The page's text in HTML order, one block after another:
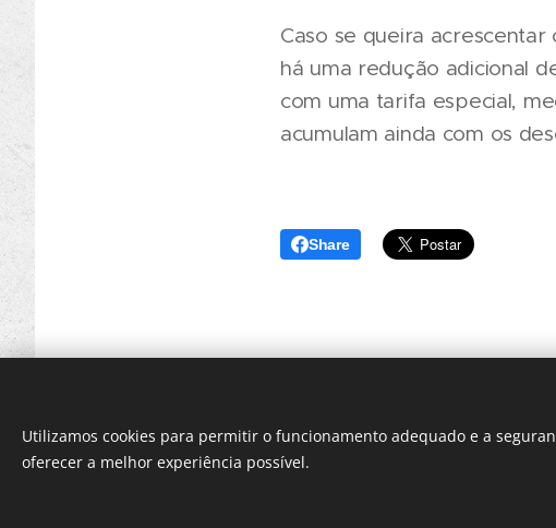
Caso se queira acrescentar
há uma redução adicional
com uma tarifa especial,
acumulam ainda com os
Share
Utilizamos cookies para permitir o funcionamento adequado e a
oferecer a melhor experiência possível.